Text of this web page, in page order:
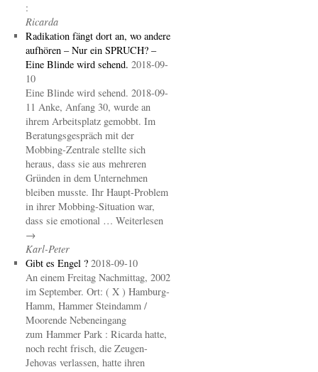
:
Ricarda
Radikation fängt dort an, wo andere
aufhören – Nur ein SPRUCH? –
Eine Blinde wird sehend. 2018-09-
10
Eine Blinde wird sehend. 2018-09-
11 Anke, Anfang 30, wurde an
ihrem Arbeitsplatz gemobbt. Im
Beratungsgespräch mit der
Mobbing-Zentrale stellte sich
heraus, dass sie aus mehreren
Gründen in dem Unternehmen
bleiben musste. Ihr Haupt-Problem
in ihrer Mobbing-Situation war,
dass sie emotional … Weiterlesen
→
Karl-Peter
Gibt es Engel ? 2018-09-10
An einem Freitag Nachmittag, 2002
im September. Ort: ( X ) Hamburg-
Hamm, Hammer Steindamm /
Moorende Nebeneingang
zum Hammer Park : Ricarda hatte,
noch recht frisch, die Zeugen-
Jehovas verlassen, hatte ihren